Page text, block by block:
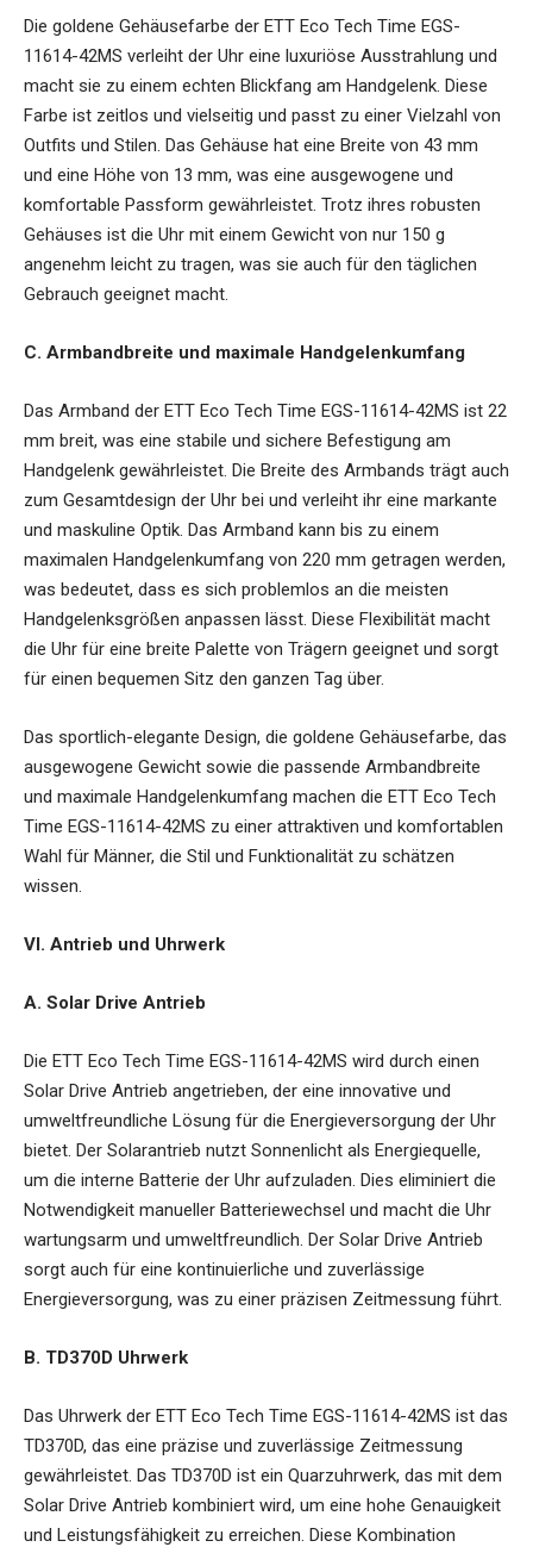
Die goldene Gehäusefarbe der ETT Eco Tech Time EGS-
11614-42MS verleiht der Uhr eine luxuriöse Ausstrahlung und
macht sie zu einem echten Blickfang am Handgelenk. Diese
Farbe ist zeitlos und vielseitig und passt zu einer Vielzahl von
Outfits und Stilen. Das Gehäuse hat eine Breite von 43 mm
und eine Höhe von 13 mm, was eine ausgewogene und
komfortable Passform gewährleistet. Trotz ihres robusten
Gehäuses ist die Uhr mit einem Gewicht von nur 150 g
angenehm leicht zu tragen, was sie auch für den täglichen
Gebrauch geeignet macht.
C. Armbandbreite und maximale Handgelenkumfang
Das Armband der ETT Eco Tech Time EGS-11614-42MS ist 22
mm breit, was eine stabile und sichere Befestigung am
Handgelenk gewährleistet. Die Breite des Armbands trägt auch
zum Gesamtdesign der Uhr bei und verleiht ihr eine markante
und maskuline Optik. Das Armband kann bis zu einem
maximalen Handgelenkumfang von 220 mm getragen werden,
was bedeutet, dass es sich problemlos an die meisten
Handgelenksgrößen anpassen lässt. Diese Flexibilität macht
die Uhr für eine breite Palette von Trägern geeignet und sorgt
für einen bequemen Sitz den ganzen Tag über.
Das sportlich-elegante Design, die goldene Gehäusefarbe, das
ausgewogene Gewicht sowie die passende Armbandbreite
und maximale Handgelenkumfang machen die ETT Eco Tech
Time EGS-11614-42MS zu einer attraktiven und komfortablen
Wahl für Männer, die Stil und Funktionalität zu schätzen
wissen.
VI. Antrieb und Uhrwerk
A. Solar Drive Antrieb
Die ETT Eco Tech Time EGS-11614-42MS wird durch einen
Solar Drive Antrieb angetrieben, der eine innovative und
umweltfreundliche Lösung für die Energieversorgung der Uhr
bietet. Der Solarantrieb nutzt Sonnenlicht als Energiequelle,
um die interne Batterie der Uhr aufzuladen. Dies eliminiert die
Notwendigkeit manueller Batteriewechsel und macht die Uhr
wartungsarm und umweltfreundlich. Der Solar Drive Antrieb
sorgt auch für eine kontinuierliche und zuverlässige
Energieversorgung, was zu einer präzisen Zeitmessung führt.
B. TD370D Uhrwerk
Das Uhrwerk der ETT Eco Tech Time EGS-11614-42MS ist das
TD370D, das eine präzise und zuverlässige Zeitmessung
gewährleistet. Das TD370D ist ein Quarzuhrwerk, das mit dem
Solar Drive Antrieb kombiniert wird, um eine hohe Genauigkeit
und Leistungsfähigkeit zu erreichen. Diese Kombination